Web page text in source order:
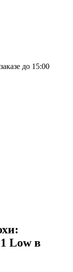
до 15:00
Low в